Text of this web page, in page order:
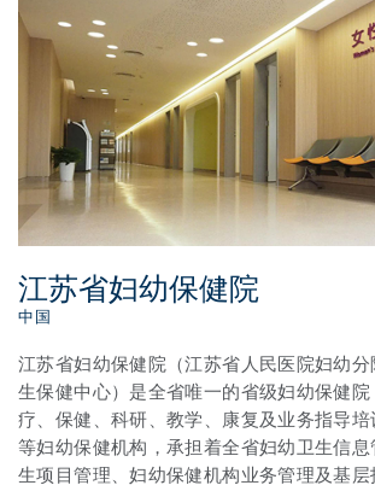
江苏省妇幼保健院
中国
江苏省妇幼保健院（江苏省人民医院妇幼
生保健中心）是全省唯一的省级妇幼保健
疗、保健、科研、教学、康复及业务指导
等妇幼保健机构，承担着全省妇幼卫生信
生项目管理、妇幼保健机构业务管理及基